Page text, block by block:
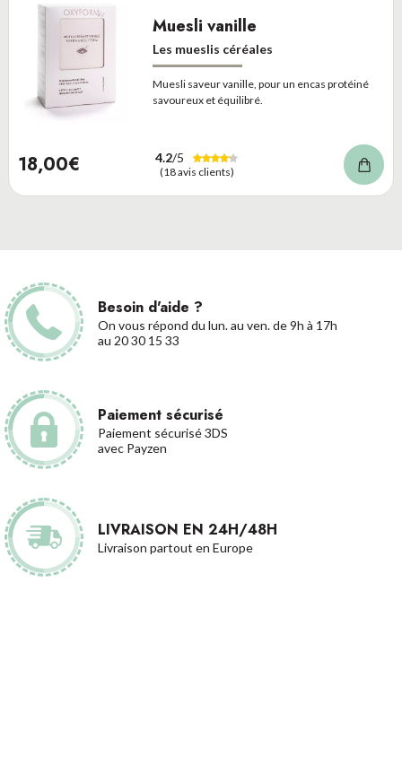
Muesli vanille
Les mueslis céréales
Muesli saveur vanille, pour un encas protéiné
savoureux et équilibré.
18,00€ 4.2/5
(18 avis clients)
Besoin d'aide ?
On vous répond du lun. au ven. de 9h à 17h
au 20 30 15 33
Paiement sécurisé
Paiement sécurisé 3DS
avec Payzen
LIVRAISON EN 24H/48H
Livraison partout en Europe